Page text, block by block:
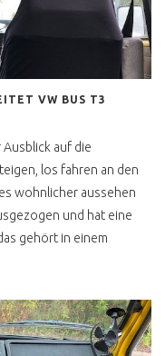
VW BUS T3
auf die
los fahren an den
wohnlicher aussehen
und hat eine
gehört in einem